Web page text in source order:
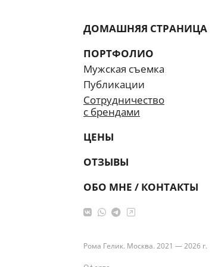
ДОМАШНЯЯ СТРАНИЦА
ПОРТФОЛИО
Мужская съемка
Публикации
Сотрудничество
с брендами
ЦЕНЫ
ОТЗЫВЫ
ОБО МНЕ / КОНТАКТЫ
Рома Гелик. Москва. 2021 — 2026 г.